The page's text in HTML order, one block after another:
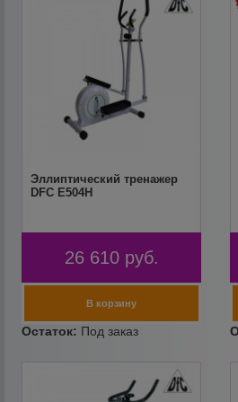
Эллиптический тренажер
DFC E504H
26 610 руб.